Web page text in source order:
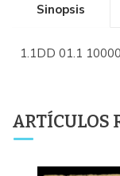
Sinopsis
1.1DD 01.1
ARTÍCULOS